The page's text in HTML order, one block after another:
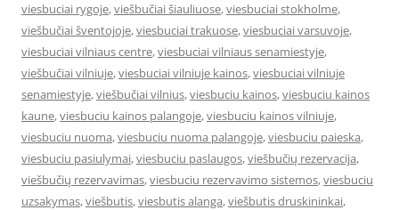
viesbuciai rygoje,viešbučiai šiauliuose,viesbuciai stokholme,
viešbučiai šventojoje,viesbuciai trakuose,viesbuciai varsuvoje,
viesbuciai vilniaus centre,viesbuciai vilniaus senamiestyje,
viešbučiai vilniuje,viesbuciai vilniuje kainos,viesbuciai vilniuje
senamiestyje,viešbučiai vilnius,viesbuciu kainos,viesbuciu kainos
kaune,viesbuciu kainos palangoje,viesbuciu kainos vilniuje,
viesbuciu nuoma,viesbuciu nuoma palangoje,viesbuciu paieska,
viesbuciu pasiulymai,viesbuciu paslaugos,viešbučių rezervacija,
viešbučių rezervavimas,viesbuciu rezervavimo sistemos,viesbuciu
uzsakymas,viešbutis,viesbutis alanga,viešbutis druskininkai,